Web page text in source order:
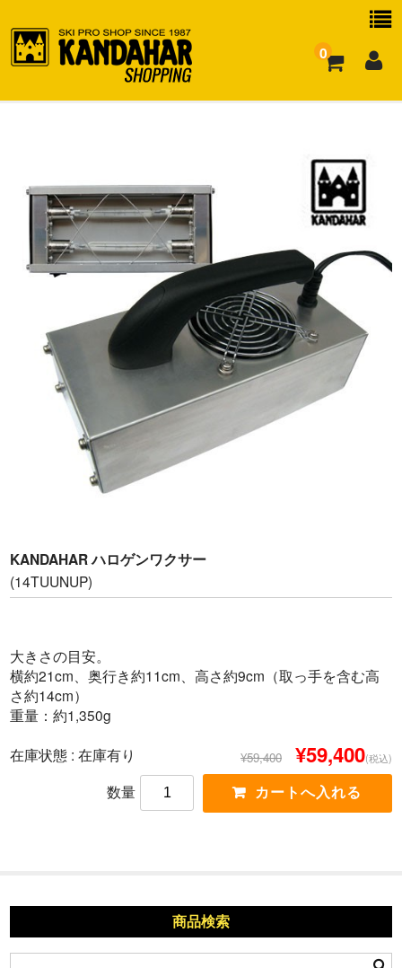
0
KANDAHAR ハロゲンワクサー
(14TUUNUP)
大きさの目安。
横約21cm、奥行き約11cm、高さ約9cm（取っ手を含む高
さ約14cm）
重量：約1,350g
在庫状態 : 在庫有り ¥59,400 ¥59,400(税込)
数量
商品検索